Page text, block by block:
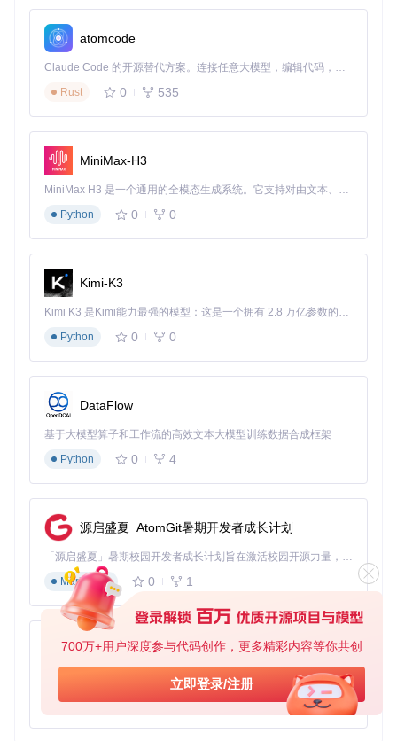
700万+用户深度参与代码创作，更多精彩内容等你共创
立即登录/注册
易于集成
速实现Markdown文本展示。
实时渲染
验。
代码高亮
：集成 highlight.js
的需求。
MIT许可：开源且免费，允许在商业项目中自由使用。
要开始使用MarkedView，只需在你的build.gradle文件中
添加依赖，然后通过XML或Java代码将其嵌入到你的布局中，
如果你正在寻找一个可靠且灵活的Android Markdown查看
器，那么
个社区，开始你的Markdown之旅吧！
atomcode
Claude Code 的开源替代方案。连接任意大模型，编辑代码，运行命令，自动验证 — 全自动执行。用 Rust 构建，极致性能。 ｜ An open-source alternative to Claude Code. Connect any LLM, edit code, run commands, and verify changes — autonomously. Built in Rust for speed. Get Started
Rust
0 535
MiniMax-H3
MiniMax H3 是一个通用的全模态生成系统。它支持对由文本、图像、视频和音频组成的多模态上下文进行统一理解，并能生成分辨率高达 2K、时长可达 15 秒的带原生立体声音频的视频。得益于面向任务泛化的系统设计，H3 在预训练阶段就已具备广泛的多模态上下文理解与生成能力，能够出色地执行复杂的多模态指令。
Python
0 0
Kimi-K3
Kimi K3 是Kimi能力最强的模型：这是一个拥有 2.8 万亿参数的混合专家（MoE）模型，具备原生视觉理解能力，并支持 100 万 token 的上下文窗口。
Python
0 0
DataFlow
基于大模型算子和工作流的高效文本大模型训练数据合成框架
Python
0 4
源启盛夏_AtomGit暑期开发者成长计划
「源启盛夏」暑期校园开发者成长计划旨在激活校园开源力量，通过积分激励、认证扶持、资源倾斜等形式，引导高校组织和开发者完成「入驻 — 建项目 — 做贡献 — 获认证 — 得资源」的完整闭环。无论你是想带领社团入驻平台的组织者，还是希望用代码贡献证明自己的开发者，都能在这里找到属于你的成长路径。
Markdown
0 1
py-xiaozhi
基于Python的Xiaozhi AI，适用于想要完整Xiaozhi体验而无需拥有专用硬件的用户。
Python
0 1